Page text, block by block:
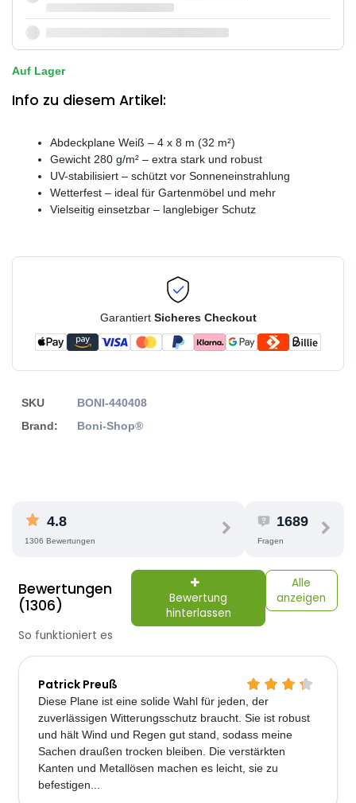
Auf Lager
Info zu diesem Artikel:
Abdeckplane Weiß – 4 x 8 m (32 m²)
Gewicht 280 g/m² – extra stark und robust
UV-stabilisiert – schützt vor Sonneneinstrahlung
Wetterfest – ideal für Gartenmöbel und mehr
Vielseitig einsetzbar – langlebiger Schutz
Garantiert Sicheres Checkout
SKU
BONI-440408
Brand:
Boni-Shop®
4.8
1306 Bewertungen
1689
Fragen
Bewertungen
(1306)
Bewertung
hinterlassen
Alle
anzeigen
So funktioniert es
Patrick Preuß
Diese Plane ist eine solide Wahl für jeden, der
zuverlässigen Witterungsschutz braucht. Sie ist robust
und hält Wind und Regen gut stand, sodass meine
Sachen draußen trocken bleiben. Die verstärkten
Kanten und Metallösen machen es leicht, sie zu
befestigen...